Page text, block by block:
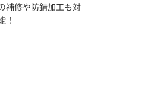
補修や防錆加工も対
！